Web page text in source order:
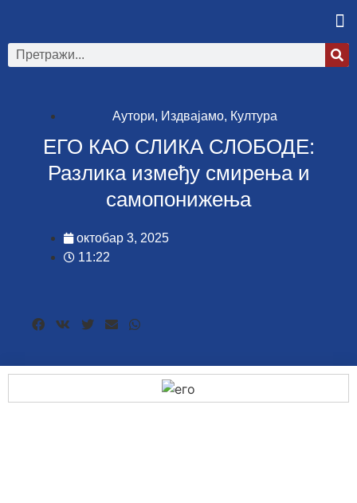
Аутори, Издвајамо, Култура
ЕГО КАО СЛИКА СЛОБОДЕ:
Разлика између смирења и
самопонижења
октобар 3, 2025
11:22